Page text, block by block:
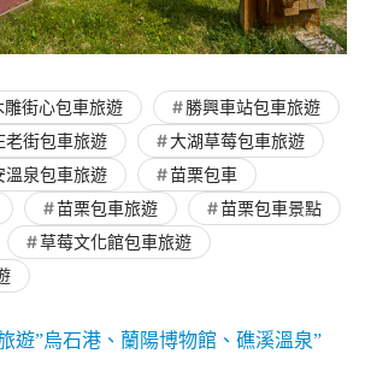
雕街心包車旅遊
勝興車站包車旅遊
老街包車旅遊
大湖草莓包車旅遊
溫泉包車旅遊
苗栗包車
苗栗包車旅遊
苗栗包車景點
草莓文化館包車旅遊
遊”烏石港、蘭陽博物館、礁溪溫泉”